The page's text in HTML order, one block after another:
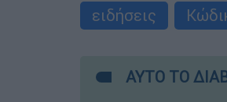
ειδήσεις
ΑΥΤΟ ΤΟ